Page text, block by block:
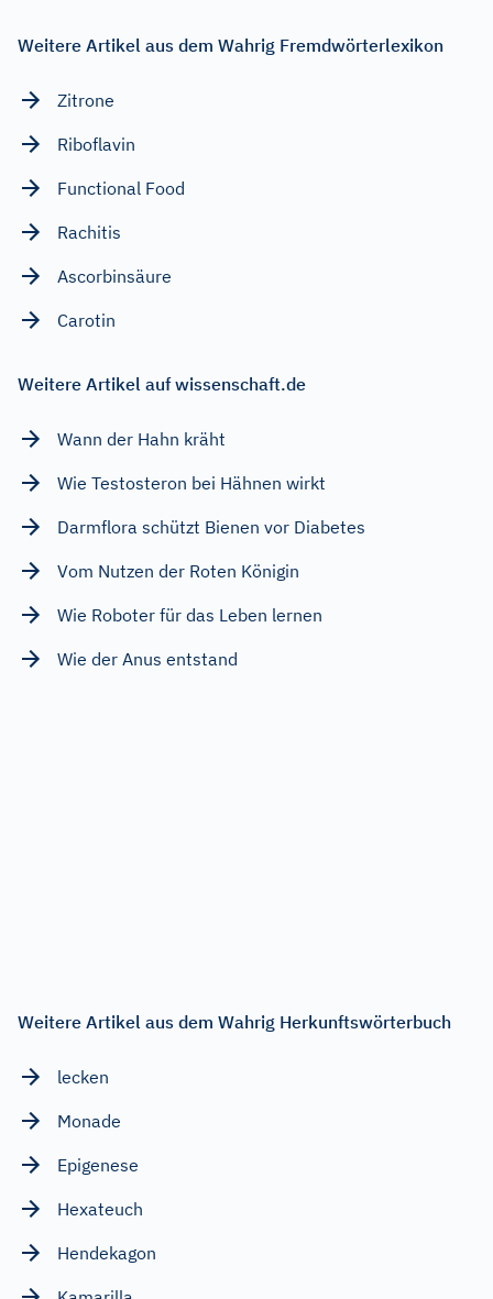
Weitere Artikel aus dem Wahrig Fremdwörterlexikon
Zitrone
Riboflavin
Functional Food
Rachitis
Ascorbinsäure
Carotin
Weitere Artikel auf wissenschaft.de
Wann der Hahn kräht
Wie Testosteron bei Hähnen wirkt
Darmflora schützt Bienen vor Diabetes
Vom Nutzen der Roten Königin
Wie Roboter für das Leben lernen
Wie der Anus entstand
Weitere Artikel aus dem Wahrig Herkunftswörterbuch
lecken
Monade
Epigenese
Hexateuch
Hendekagon